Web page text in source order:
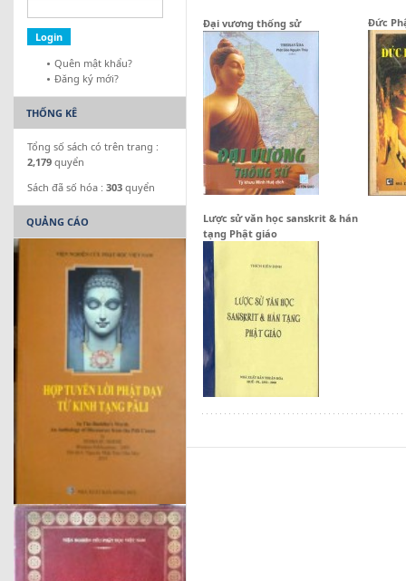
Đại vương thống sử Đức
Lược sử văn học sanskrit & hán
tạng Phật giáo
Quên mật khẩu?
Đăng ký mới?
THỐNG KÊ
Tổng số sách có trên trang :
2,179 quyển
Sách đã số hóa : 303 quyển
QUẢNG CÁO